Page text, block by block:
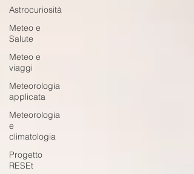
Astrocuriosità
Meteo e
Salute
Meteo e
viaggi
Meteorologia
applicata
Meteorologia
e
climatologia
Progetto
RESEt